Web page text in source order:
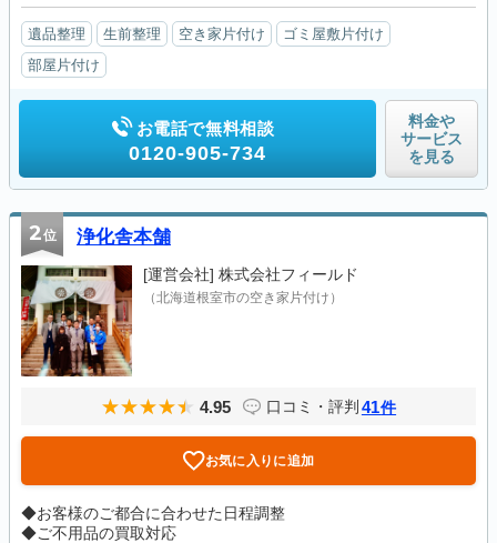
遺品整理 生前整理 空き家片付け
ゴミ屋敷片付け
部屋片付け
お電話で無料相談
0120-905-734
料金や
サービス
を見る
2位 浄化舎本舗
[運営会社] 株式会社フィールド
（北海道根室市の空き家片付け）
4.95 口コミ・評判 41件
お気に入りに追加
◆お客様のご都合に合わせた日程調整
◆ご不用品の買取対応